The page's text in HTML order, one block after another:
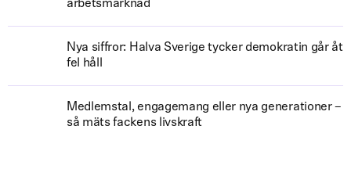
arbetsmarknad
Nya siffror: Halva Sverige tycker demokratin går åt
fel håll
Medlemstal, engagemang eller nya generationer –
så mäts fackens livskraft